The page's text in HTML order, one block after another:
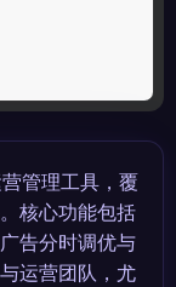
管理工具，覆
核心功能包括
告分时调优与
运营团队，尤